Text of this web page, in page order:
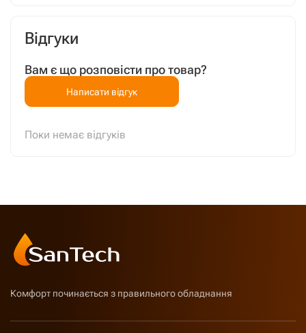
Відгуки
Вам є що розповісти про товар?
Написати відгук
Поки немає відгуків
Комфорт починається з правильного обладнання